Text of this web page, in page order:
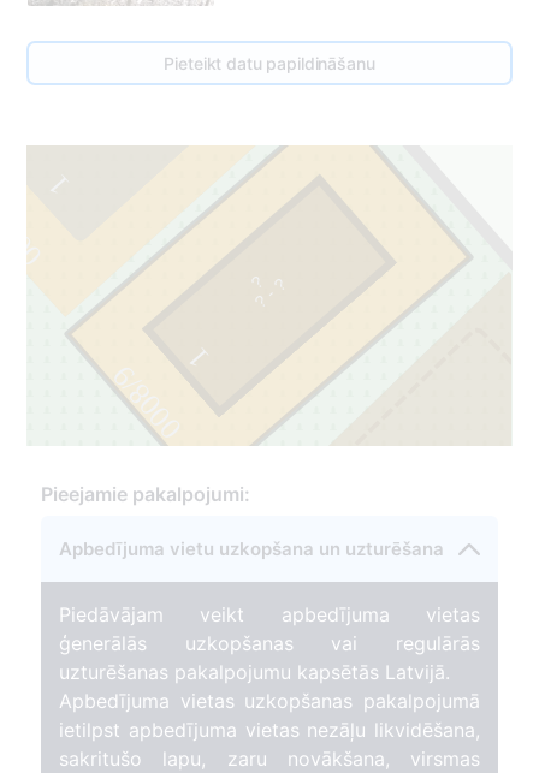
Pieteikt datu papildināšanu
0
0008/9
1
1
1
?
?
-
?
Pieejamie pakalpojumi:
Apbedījuma vietu uzkopšana un uzturēšana
Piedāvājam veikt apbedījuma vietas
ģenerālās uzkopšanas vai regulārās
uzturēšanas pakalpojumu kapsētās Latvijā.
Apbedījuma vietas uzkopšanas pakalpojumā
ietilpst apbedījuma vietas nezāļu likvidēšana,
sakritušo lapu, zaru novākšana, virsmas